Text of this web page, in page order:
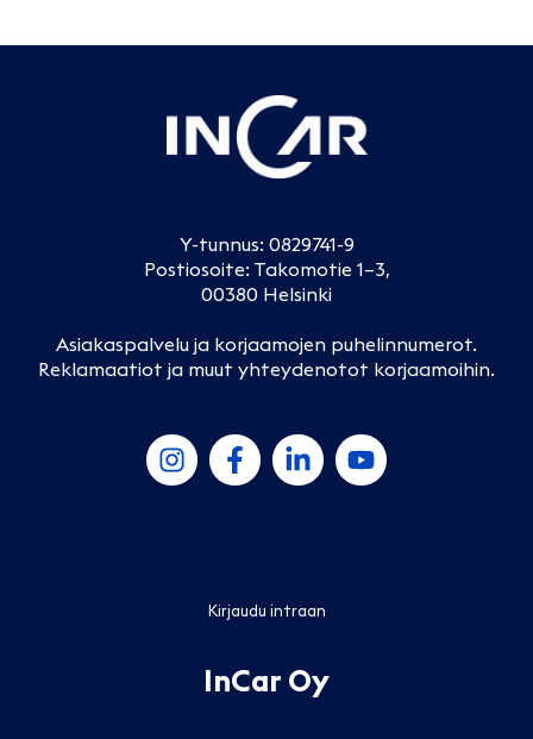
Y-tunnus: 0829741-9
Postiosoite: Takomotie 1–3,
00380 Helsinki
Asiakaspalvelu ja korjaamojen puhelinnumerot.
Reklamaatiot ja muut yhteydenotot korjaamoihin.
Kirjaudu intraan
InCar Oy